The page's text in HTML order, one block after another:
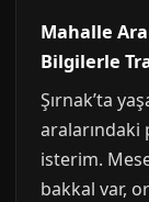
Mahalle
Bilgilerle
Şırnak’ta
aralarındaki
isterim.
bakkal var,